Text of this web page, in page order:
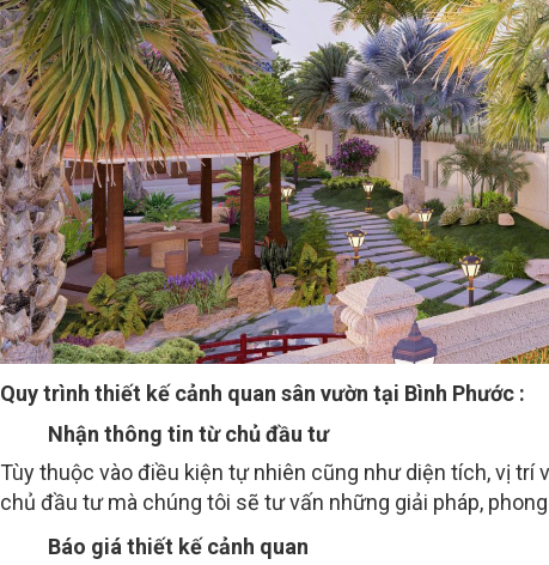
Quy trình thiết kế cảnh quan sân vườn tại Bình Phước :
Nhận thông tin từ chủ đầu tư
Tùy thuộc vào điều kiện tự nhiên cũng như diện tích, vị trí
chủ đầu tư mà chúng tôi sẽ tư vấn những giải pháp,
Báo giá thiết kế cảnh quan